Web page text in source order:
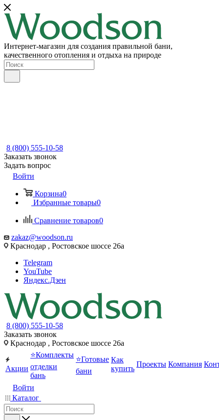
Интернет-магазин для создания правильной бани,
качественного отопления и отдыха на природе
8 (800) 555-10-58
Заказать звонок
Задать вопрос
Войти
Корзина0
Избранные товары0
Сравнение товаров0
zakaz@woodson.ru
Краснодар , Ростовское шоссе 26а
Telegram
YouTube
Яндекс.Дзен
8 (800) 555-10-58
Заказать звонок
Краснодар , Ростовское шоссе 26а
Акции
⭐Комплекты
отделки
бань
⭐Готовые
бани
Как
купить
Проекты Компания
Войти
Каталог